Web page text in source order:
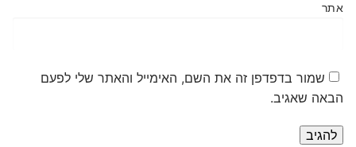
אתר
שמור בדפדפן זה את השם, האימייל והאתר שלי לפעם
הבאה שאגיב.